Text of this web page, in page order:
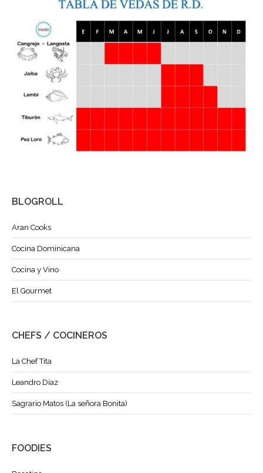
BLOGROLL
Aran Cooks
Cocina Dominicana
Cocina y Vino
El Gourmet
CHEFS / COCINEROS
La Chef Tita
Leandro Díaz
Sagrario Matos (La señora Bonita)
FOODIES